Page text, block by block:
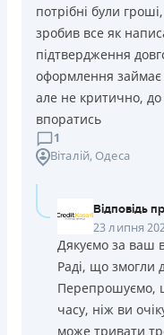
потрібні були
зробив все як
підтвердження
оформлення займає
але не критично,
впоратись
1
Віталій, Одеса
Відповідь
23 липня
Дякуємо за ваш
Раді, що змогли
Перепрошуємо,
часу, ніж ви
може тривати